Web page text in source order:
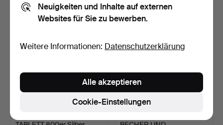
Neuigkeiten und Inhalte auf externen
Websites für Sie zu bewerben.
Weitere Informationen: Datenschutzerklärung
Cookie-Einstellungen
Alle akzeptieren